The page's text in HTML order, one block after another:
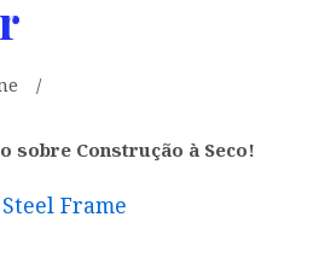
sobre Construção à Seco!
Frame